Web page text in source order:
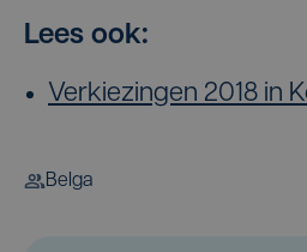
Lees ook:
Verkiezingen 2018 in
Belga